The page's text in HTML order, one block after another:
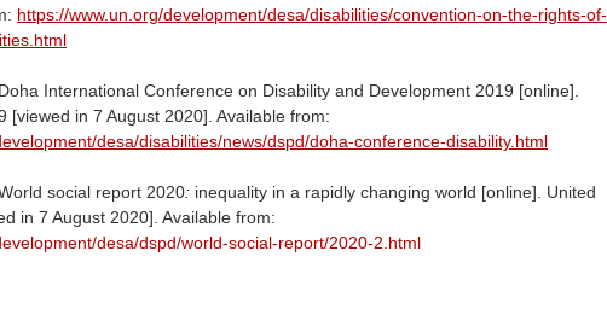
https://www.un.org/development/desa/disabilities/convention-on-the-rights-of-
International Conference on Disability and Development 2019 [online].
[viewed in 7 August 2020]. Available from:
desa/disabilities/news/dspd/doha-conference-disability.html
social report 2020: inequality in a rapidly changing world [online]. United
in 7 August 2020]. Available from:
desa/dspd/world-social-report/2020-2.html